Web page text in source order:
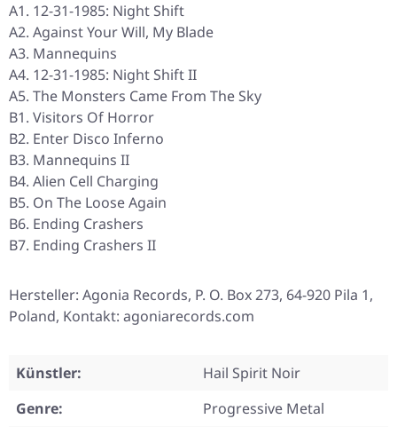
A1. 12-31-1985: Night Shift
A2. Against Your Will, My Blade
A3. Mannequins
A4. 12-31-1985: Night Shift II
A5. The Monsters Came From The Sky
B1. Visitors Of Horror
B2. Enter Disco Inferno
B3. Mannequins II
B4. Alien Cell Charging
B5. On The Loose Again
B6. Ending Crashers
B7. Ending Crashers II
Hersteller: Agonia Records, P. O. Box 273, 64-920 Pila 1,
Poland, Kontakt: agoniarecords.com
Künstler:
Hail Spirit Noir
Genre:
Progressive Metal